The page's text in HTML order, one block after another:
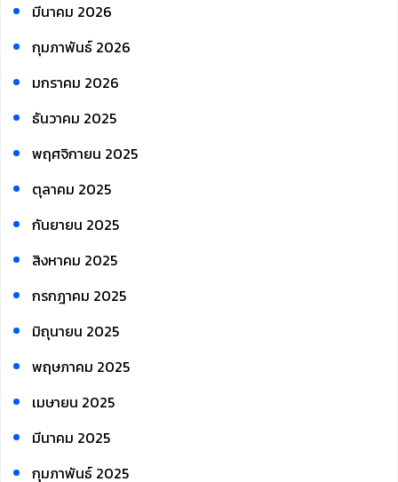
มีนาคม 2026
กุมภาพันธ์ 2026
มกราคม 2026
ธันวาคม 2025
พฤศจิกายน 2025
ตุลาคม 2025
กันยายน 2025
สิงหาคม 2025
กรกฎาคม 2025
มิถุนายน 2025
พฤษภาคม 2025
เมษายน 2025
มีนาคม 2025
กุมภาพันธ์ 2025